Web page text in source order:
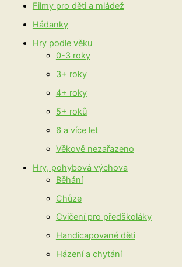
Filmy pro děti a mládež
Hádanky
Hry podle věku
0-3 roky
3+ roky
4+ roky
5+ roků
6 a více let
Věkově nezařazeno
Hry, pohybová výchova
Běhání
Chůze
Cvičení pro předškoláky
Handicapované děti
Házení a chytání